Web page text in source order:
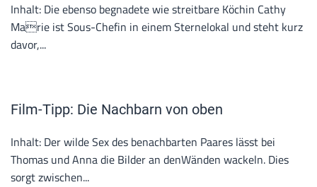
Inhalt: Die ebenso begnadete wie streitbare Köchin Cathy
Marie ist Sous-Chefin in einem Sternelokal und steht kurz
davor,...
Film-Tipp: Die Nachbarn von oben
Inhalt: Der wilde Sex des benachbarten Paares lässt bei
Thomas und Anna die Bilder an denWänden wackeln. Dies
sorgt zwischen...